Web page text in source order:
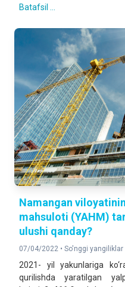
Batafsil ...
Namangan
mahsuloti (YAHM)
ulushi qanday?
07/04/2022 • So'nggi yangiliklar
2021- yil yakunlariga
qurilishda yaratilgan